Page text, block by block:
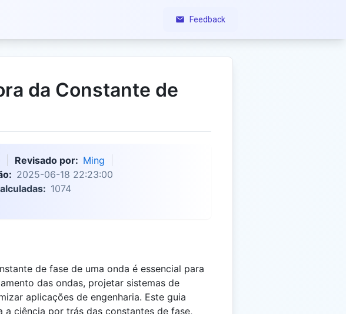
Feedback
da Constante de
Revisado por: Ming
2025-06-18 22:23:00
1074
de fase de uma onda é essencial para
das ondas, projetar sistemas de
aplicações de engenharia. Este guia
a ciência por trás das constantes de fase,